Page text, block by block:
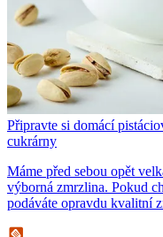
Připravte si domácí
cukrárny
Máme před sebou opět
výborná zmrzlina. Pokud
podáváte opravdu kvalitní